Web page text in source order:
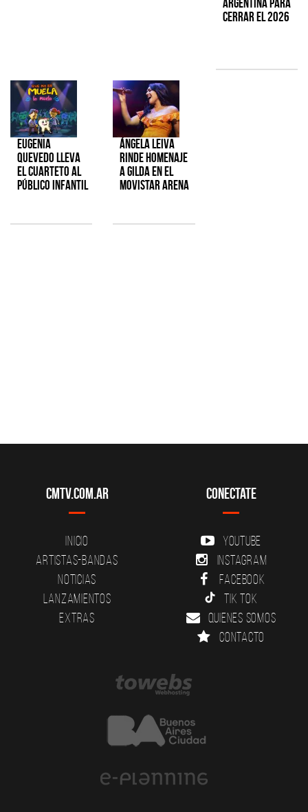
cerrar el 2026
Eugenia
Quevedo lleva
el cuarteto al
público infantil
Ángela Leiva
rinde homenaje
a Gilda en el
Movistar Arena
CMTV.com.ar
Inicio
Artistas-Bandas
Noticias
Lanzamientos
Extras
Conectate
YouTube
Instagram
Facebook
Tik Tok
Quienes somos
Contacto